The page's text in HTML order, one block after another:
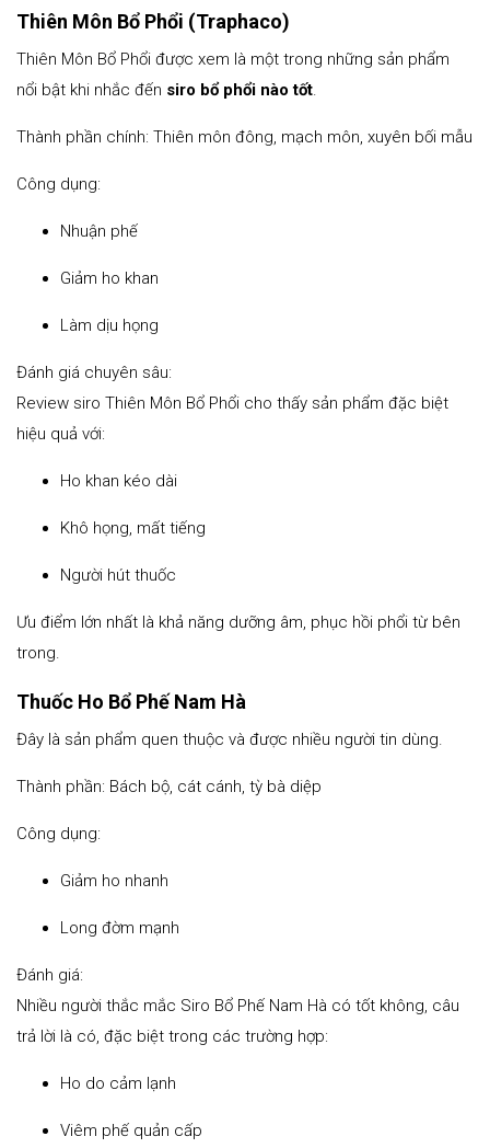
Thiên Môn Bổ Phổi (Traphaco)
Thiên Môn Bổ Phổi được xem là một trong những sản phẩm
nổi bật khi nhắc đến siro bổ phổi nào tốt.
Thành phần chính: Thiên môn đông, mạch môn, xuyên bối mẫu
Công dụng:
Nhuận phế
Giảm ho khan
Làm dịu họng
Đánh giá chuyên sâu:
Review siro Thiên Môn Bổ Phổi cho thấy sản phẩm đặc biệt
hiệu quả với:
Ho khan kéo dài
Khô họng, mất tiếng
Người hút thuốc
Ưu điểm lớn nhất là khả năng dưỡng âm, phục hồi phổi từ bên
trong.
Thuốc Ho Bổ Phế Nam Hà
Đây là sản phẩm quen thuộc và được nhiều người tin dùng.
Thành phần: Bách bộ, cát cánh, tỳ bà diệp
Công dụng:
Giảm ho nhanh
Long đờm mạnh
Đánh giá:
Nhiều người thắc mắc Siro Bổ Phế Nam Hà có tốt không, câu
trả lời là có, đặc biệt trong các trường hợp:
Ho do cảm lạnh
Viêm phế quản cấp